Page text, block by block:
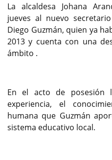
La alcaldesa Johana
jueves al nuevo
Diego Guzmán, quien ya
2013 y cuenta con una
ámbito .
En el acto de posesión
experiencia, el
humana que Guzmán
sistema educativo local.